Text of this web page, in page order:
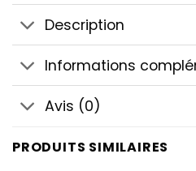
Description
Informations
Avis (0)
PRODUITS SIMILAIRES